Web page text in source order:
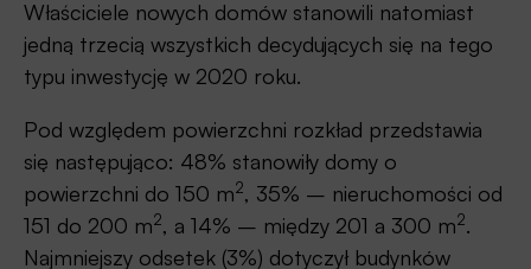
Właściciele nowych domów stanowili natomiast
jedną trzecią wszystkich decydujących się na tego
typu inwestycję w 2020 roku.
Pod względem powierzchni rozkład przedstawia
się następująco: 48% stanowiły domy o
powierzchni do 150 m2, 35% – nieruchomości od
151 do 200 m2, a 14% – między 201 a 300 m2.
Najmniejszy odsetek (3%) dotyczył budynków